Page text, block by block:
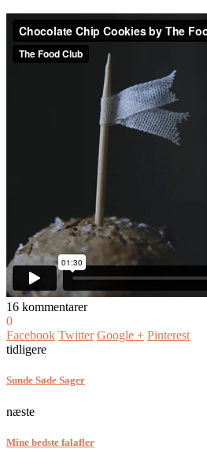
16 kommentarer
0
Facebook Twitter Google + Pinterest
tidligere
Sunde Søde Sager
næste
Mine bedste falafler